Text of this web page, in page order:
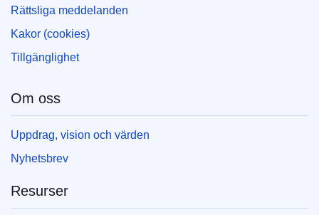
Rättsliga meddelanden
Kakor (cookies)
Tillgänglighet
Om oss
Uppdrag, vision och värden
Nyhetsbrev
Resurser